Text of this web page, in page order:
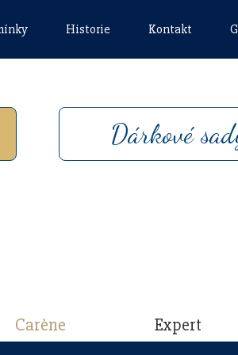
Historie Kontakt
Dárkové
Carène Expert